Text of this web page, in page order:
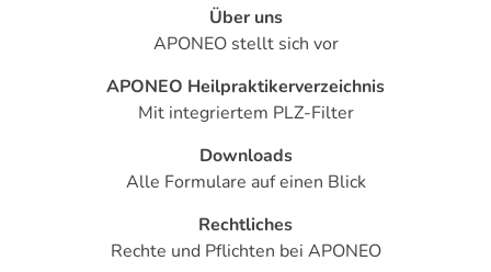
Über uns
APONEO stellt sich vor
APONEO Heilpraktikerverzeichnis
Mit integriertem PLZ-Filter
Downloads
Alle Formulare auf einen Blick
Rechtliches
Rechte und Pflichten bei APONEO